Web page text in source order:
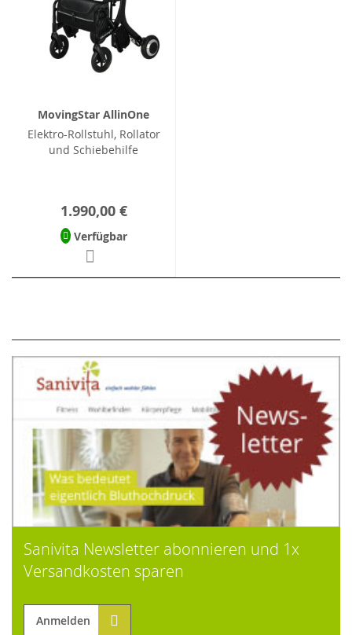
MovingStar AllinOne
Elektro-Rollstuhl, Rollator
und Schiebehilfe
1.990,00 €
Verfügbar
Sanivita Newsletter abonnieren und 1x
Versandkosten sparen
Anmelden